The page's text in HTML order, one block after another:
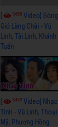
3658Video] Sóng
Gió Làng Chài - Vũ
Linh, Tài Linh, Khánh
Tuấn
3439Video] Nhạc
Tình - Vũ Linh, Thoại
Mỹ, Phương Hồng